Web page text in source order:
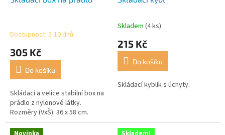
Dostupnost: 5-10 dnů
305 Kč
Do košíku
Skládací a velice stabilní box na
prádlo z nylonové látky.
Rozměry (VxŠ): 36 x 58 cm.
Průměrné
produktu
5,0
5
Skladem (4 ks)
215 Kč
Do košíku
Skládací kyblík s úchyty.